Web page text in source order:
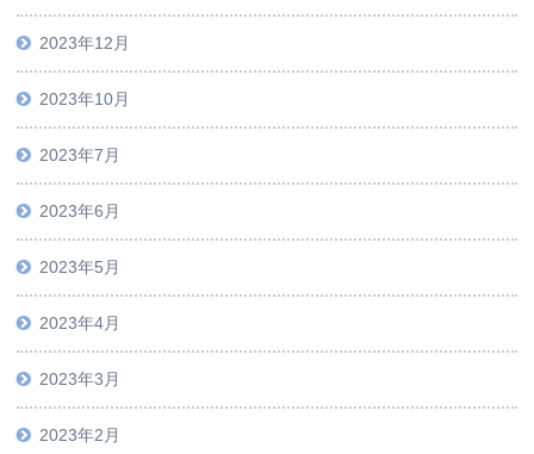
2023年12月
2023年10月
2023年7月
2023年6月
2023年5月
2023年4月
2023年3月
2023年2月